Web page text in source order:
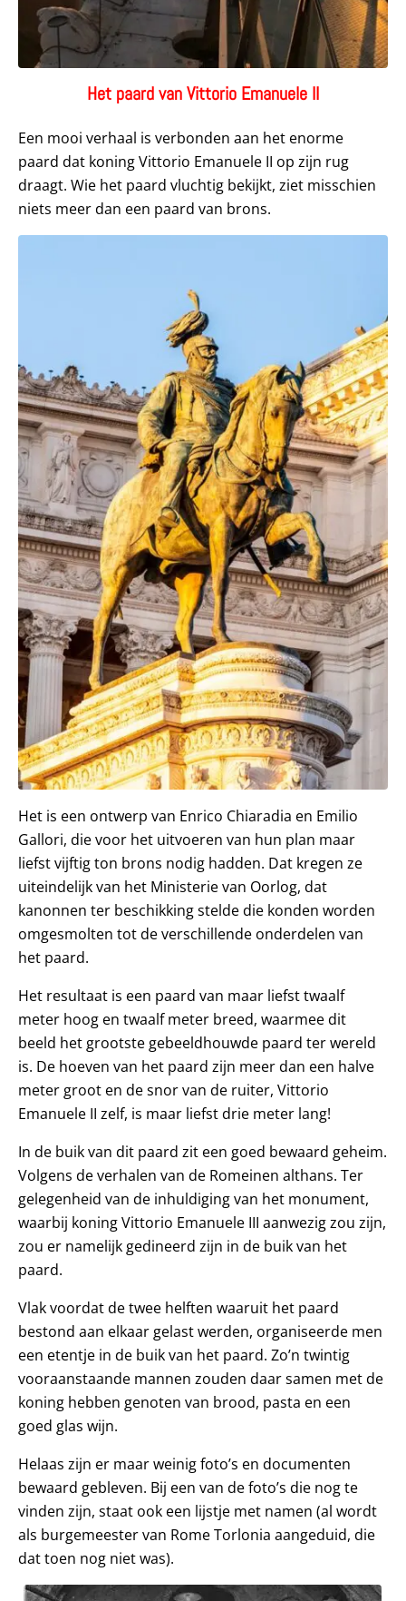
Het paard van Vittorio Emanuele II
Een mooi verhaal is verbonden aan het enorme
paard dat koning Vittorio Emanuele II op zijn rug
draagt. Wie het paard vluchtig bekijkt, ziet misschien
niets meer dan een paard van brons.
Het is een ontwerp van Enrico Chiaradia en Emilio
Gallori, die voor het uitvoeren van hun plan maar
liefst vijftig ton brons nodig hadden. Dat kregen ze
uiteindelijk van het Ministerie van Oorlog, dat
kanonnen ter beschikking stelde die konden worden
omgesmolten tot de verschillende onderdelen van
het paard.
Het resultaat is een paard van maar liefst twaalf
meter hoog en twaalf meter breed, waarmee dit
beeld het grootste gebeeldhouwde paard ter wereld
is. De hoeven van het paard zijn meer dan een halve
meter groot en de snor van de ruiter, Vittorio
Emanuele II zelf, is maar liefst drie meter lang!
In de buik van dit paard zit een goed bewaard geheim.
Volgens de verhalen van de Romeinen althans. Ter
gelegenheid van de inhuldiging van het monument,
waarbij koning Vittorio Emanuele III aanwezig zou zijn,
zou er namelijk gedineerd zijn in de buik van het
paard.
Vlak voordat de twee helften waaruit het paard
bestond aan elkaar gelast werden, organiseerde men
een etentje in de buik van het paard. Zo’n twintig
vooraanstaande mannen zouden daar samen met de
koning hebben genoten van brood, pasta en een
goed glas wijn.
Helaas zijn er maar weinig foto’s en documenten
bewaard gebleven. Bij een van de foto’s die nog te
vinden zijn, staat ook een lijstje met namen (al wordt
als burgemeester van Rome Torlonia aangeduid, die
dat toen nog niet was).